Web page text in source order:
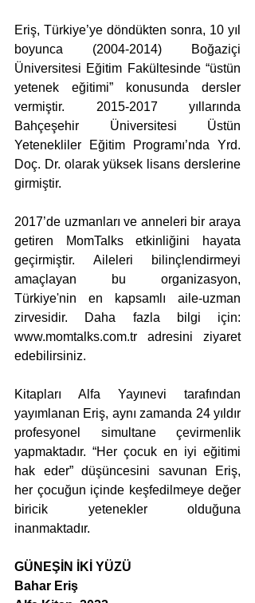
Eriş, Türkiye’ye döndükten sonra, 10 yıl
boyunca (2004-2014) Boğaziçi
Üniversitesi Eğitim Fakültesinde “üstün
yetenek eğitimi” konusunda dersler
vermiştir. 2015-2017 yıllarında
Bahçeşehir Üniversitesi Üstün
Yetenekliler Eğitim Programı’nda Yrd.
Doç. Dr. olarak yüksek lisans derslerine
girmiştir.
2017’de uzmanları ve anneleri bir araya
getiren MomTalks etkinliğini hayata
geçirmiştir. Aileleri bilinçlendirmeyi
amaçlayan bu organizasyon,
Türkiye'nin en kapsamlı aile-uzman
zirvesidir. Daha fazla bilgi için:
www.momtalks.com.tr adresini ziyaret
edebilirsiniz.
Kitapları Alfa Yayınevi tarafından
yayımlanan Eriş, aynı zamanda 24 yıldır
profesyonel simultane çevirmenlik
yapmaktadır. “Her çocuk en iyi eğitimi
hak eder” düşüncesini savunan Eriş,
her çocuğun içinde keşfedilmeye değer
biricik yetenekler olduğuna
inanmaktadır.
GÜNEŞİN İKİ YÜZÜ
Bahar Eriş